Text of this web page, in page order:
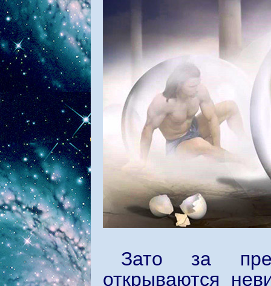
Зато за
открываются